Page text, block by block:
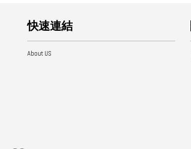
快速連結
About US